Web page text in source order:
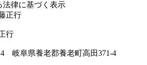
法律に基づく表示
正行
行
岐阜県養老郡養老町高田371-4